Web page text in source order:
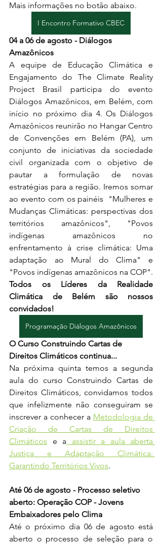
Mais informações no botão abaixo.
I Encontro Formativo CBEC
04 a 06 de agosto - Diálogos
Amazônicos
A equipe de Educação Climática e
Engajamento do The Climate Reality
Project Brasil participa do evento
Diálogos Amazônicos, em Belém, com
início no próximo dia 4. Os Diálogos
Amazônicos reunirão no Hangar Centro
de Convenções em Belém (PA), um
conjunto de iniciativas da sociedade
civil organizada com o objetivo de
pautar a formulação de novas
estratégias para a região. Iremos somar
ao evento com os painéis  "Mulheres e
Mudanças Climáticas: perspectivas dos
territórios amazônicos", "Povos
indígenas amazônicos no
enfrentamento à crise climática: Uma
adaptação ao Mural do Clima" e
Todos os Líderes da Realidade
Climática de Belém são nossos
convidados!
Programação Diálogos Amazônicos
O Curso Construindo Cartas de
Direitos Climáticos continua...
Na próxima quinta temos a segunda
aula do curso Construindo Cartas de
Direitos Climáticos, convidamos todos
que infelizmente não conseguiram se
inscrever a conhecer a Metodologia de
Criação de Cartas de Direitos
Climáticos e a assistir a aula aberta
Justiça e Adaptação Climática:
Garantindo Territórios Vivos.
Até 06 de agosto - Processo seletivo
aberto: Operação COP - Jovens
Embaixadores pelo Clima
Até o próximo dia 06 de agosto está
aberto o processo de seleção para o